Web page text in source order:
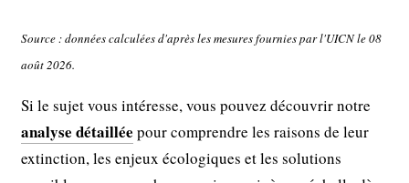
Source : données calculées d'après les mesures fournies par l'UICN le 08
août 2026.
Si le sujet vous intéresse, vous pouvez découvrir notre
analyse détaillée pour comprendre les raisons de leur
extinction, les enjeux écologiques et les solutions